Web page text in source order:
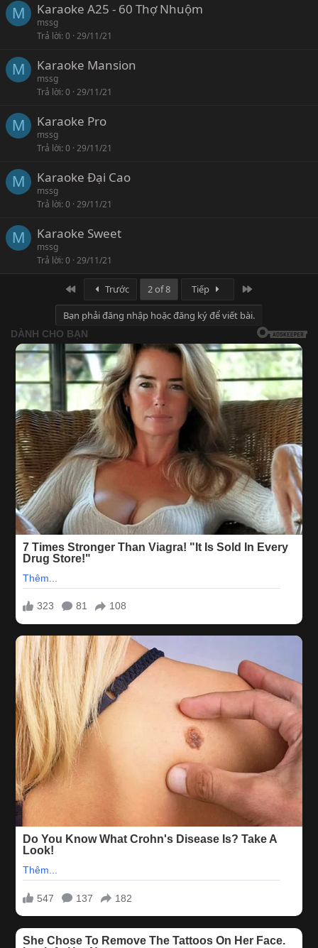
M Karaoke A25 - 60 Thợ Nhuộm
mssg
Trả lời 0 29/11/21
M Karaoke Mansion
mssg
Trả lời 0 29/11/21
M Karaoke Pro
mssg
Trả lời 0 29/11/21
M Karaoke Đại Cao
mssg
Trả lời 0 29/11/21
M Karaoke Sweet
mssg
Trả lời 0 29/11/21
Trước 2 of 8 Tiếp
Bạn phải đăng nhập hoặc đăng ký để viết bài.